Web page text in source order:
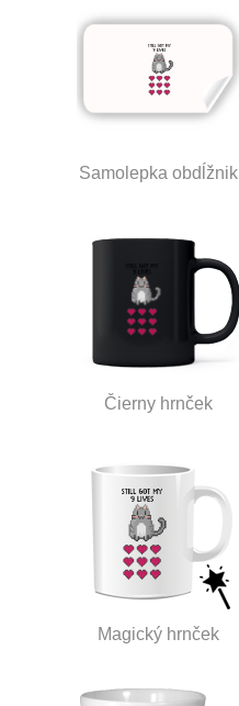
Samolepka obdĺžnik
Čierny hrnček
Magický hrnček